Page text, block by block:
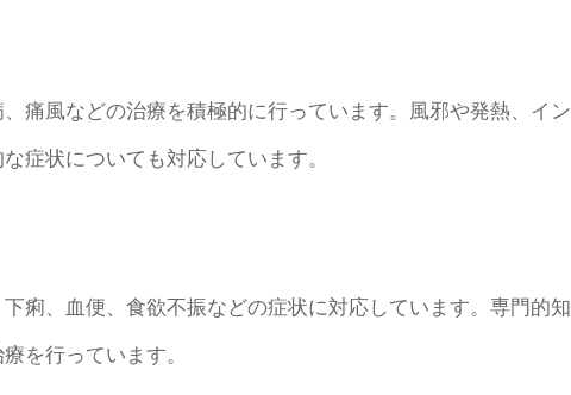
痛風などの治療を積極的に行っています。風邪や発熱、イン
症状についても対応しています。
痢、血便、食欲不振などの症状に対応しています。専門的知
を行っています。